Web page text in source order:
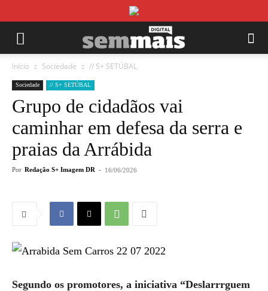
Início Sociedade // S+ SETÚBAL
Sociedade // S+ SETÚBAL
Grupo de cidadãos vai
caminhar em defesa da serra e
praias da Arrábida
Por Redação S+ Imagem DR - 16/06/2026
Segundo os promotores, a iniciativa “Deslarrrguem